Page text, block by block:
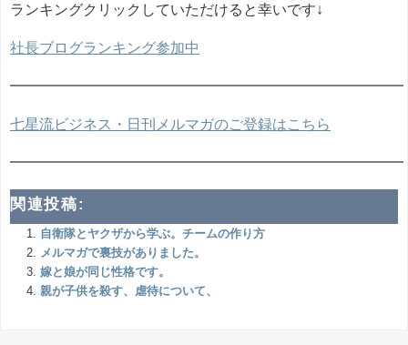
ランキングクリックしていただけると幸いです↓
社長ブログランキング参加中
━━━━━━━━━━━━━━━━━━━━━━━━━━━
七星流ビジネス・日刊メルマガのご登録はこちら
━━━━━━━━━━━━━━━━━━━━━━━━━━━
関連投稿:
自衛隊とヤクザから学ぶ。チームの作り方
メルマガで裏技がありました。
嫁と娘が同じ性格です。
親が子供を殺す、虐待について、